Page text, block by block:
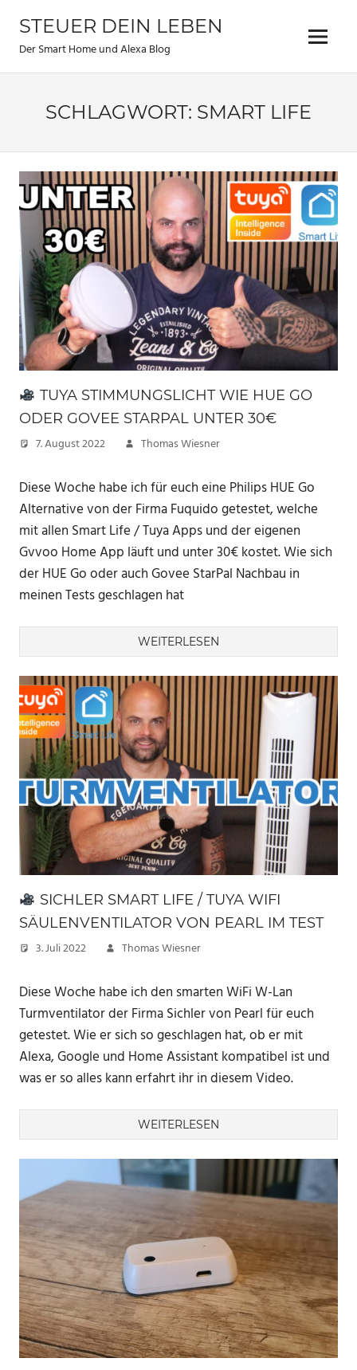
Inhalt
springen
STEUER DEIN LEBEN
Der Smart Home und Alexa Blog Menu
SCHLAGWORT: SMART LIFE
TUYA STIMMUNGSLICHT WIE HUE GO
ODER GOVEE STARPAL UNTER 30€
7. August 2022 Thomas Wiesner
Diese Woche habe ich für euch eine Philips HUE Go
Alternative von der Firma Fuquido getestet, welche
mit allen Smart Life / Tuya Apps und der eigenen
Gvvoo Home App läuft und unter 30€ kostet. Wie sich
der HUE Go oder auch Govee StarPal Nachbau in
meinen Tests geschlagen hat
WEITERLESEN
SICHLER SMART LIFE / TUYA WIFI
SÄULENVENTILATOR VON PEARL IM TEST
3. Juli 2022 Thomas Wiesner
Diese Woche habe ich den smarten WiFi W-Lan
Turmventilator der Firma Sichler von Pearl für euch
getestet. Wie er sich so geschlagen hat, ob er mit
Alexa, Google und Home Assistant kompatibel ist und
was er so alles kann erfahrt ihr in diesem Video.
WEITERLESEN